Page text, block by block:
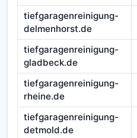
tiefgaragenreinigung-
delmenhorst.de
tiefgaragenreinigung-
gladbeck.de
tiefgaragenreinigung-
rheine.de
tiefgaragenreinigung-
detmold.de